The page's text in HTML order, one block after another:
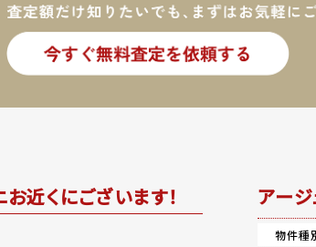
近くにございます！ アー
物件種